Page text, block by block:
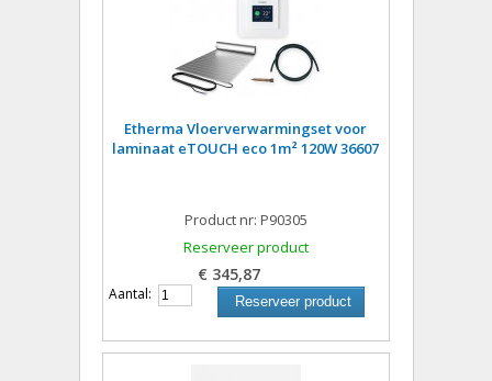
Etherma Vloerverwarmingset voor
laminaat eTOUCH eco 1m² 120W 36607
Product nr: P90305
Reserveer product
€ 345,87
Aantal: Reserveer product